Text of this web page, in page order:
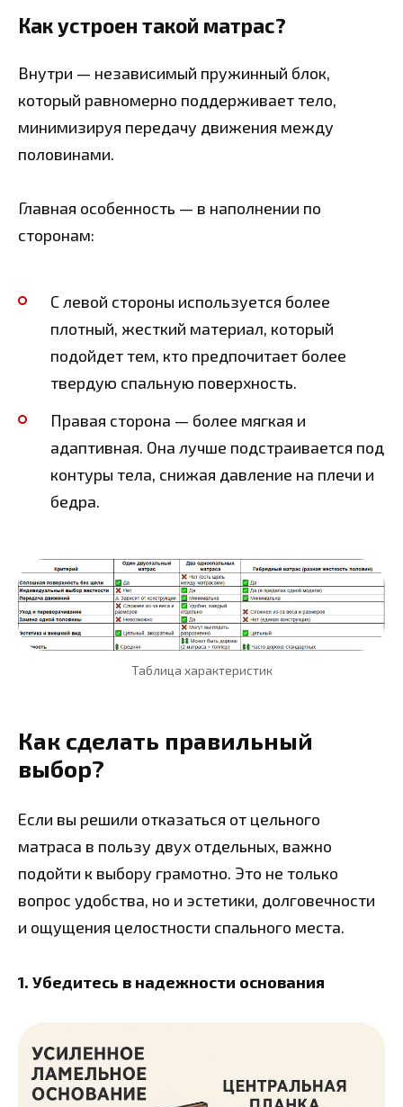
Как устроен такой матрас?
Внутри — независимый пружинный блок,
который равномерно поддерживает тело,
минимизируя передачу движения между
половинами.
Главная особенность — в наполнении по
сторонам:
С левой стороны используется более
плотный, жесткий материал, который
подойдет тем, кто предпочитает более
твердую спальную поверхность.
Правая сторона — более мягкая и
адаптивная. Она лучше подстраивается под
контуры тела, снижая давление на плечи и
бедра.
Таблица характеристик
Как сделать правильный
выбор?
Если вы решили отказаться от цельного
матраса в пользу двух отдельных, важно
подойти к выбору грамотно. Это не только
вопрос удобства, но и эстетики, долговечности
и ощущения целостности спального места.
1. Убедитесь в надежности основания